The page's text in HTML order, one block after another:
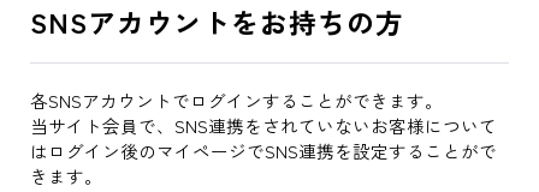
SNSアカウントをお持ちの方
各SNSアカウントでログインすることができます。
当サイト会員で、SNS連携をされていないお客様について
はログイン後のマイページでSNS連携を設定することがで
きます。